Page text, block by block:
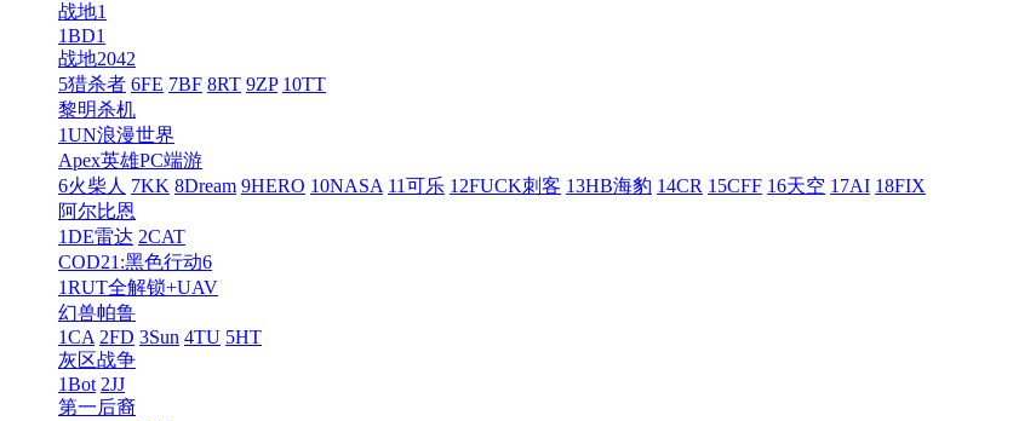
战地1
1BD1
战地2042
5猎杀者 6FE 7BF 8RT 9ZP 10TT
黎明杀机
1UN浪漫世界
Apex英雄PC端游
6火柴人 7KK 8Dream 9HERO 10NASA 11可乐 12FUCK刺客 13HB海豹 14CR 15CFF 16天空 17AI 18FIX
阿尔比恩
1DE雷达 2CAT
COD21:黑色行动6
1RUT全解锁+UAV
幻兽帕鲁
1CA 2FD 3Sun 4TU 5HT
灰区战争
1Bot 2JJ
第一后裔